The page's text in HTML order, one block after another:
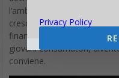
l’ambiente, perché solo le
cresceranno dato che a
finanziamenti e soprattutto
giovani consumatori,
conviene.
Privacy Policy